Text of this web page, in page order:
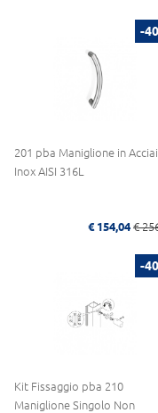
-
201 pba Maniglione in
Inox AISI 316L
€ 154,04 €
-
Kit Fissaggio pba 210
Maniglione Singolo Non